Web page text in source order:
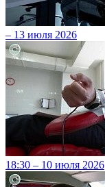
– 13 июля 2026
18:30 – 10 июля 2026